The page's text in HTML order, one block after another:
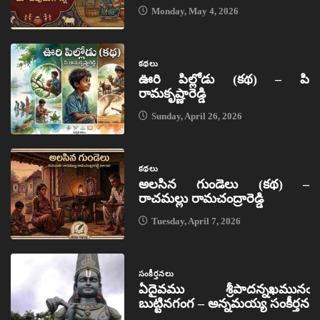
Monday, May 4, 2026
కథలు
ఊరి పిల్లోడు (కథ) – పి
రామకృష్ణారెడ్డి
Sunday, April 26, 2026
కథలు
అలసిన గుండెలు (కథ) –
రాచమల్లు రామచంద్రారెడ్డి
Tuesday, April 7, 2026
సంకీర్తనలు
ఏదైవము శ్రీపాదన్నఖమునఁ
బుట్టినగంగ – అన్నమయ్య సంకీర్తన